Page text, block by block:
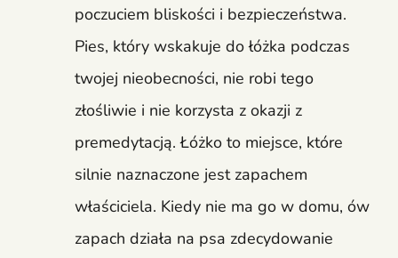
poczuciem bliskości i bezpieczeństwa.
Pies, który wskakuje do łóżka podczas
twojej nieobecności, nie robi tego
złośliwie i nie korzysta z okazji z
premedytacją. Łóżko to miejsce, które
silnie naznaczone jest zapachem
właściciela. Kiedy nie ma go w domu, ów
zapach działa na psa zdecydowanie